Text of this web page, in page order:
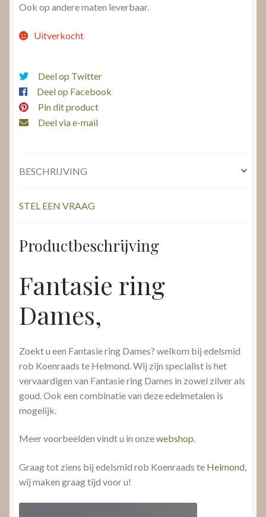
Ook op andere maten leverbaar.
Uitverkocht
Deel op Twitter
Deel op Facebook
Pin dit product
Deel via e-mail
BESCHRIJVING
STEL EEN VRAAG
Productbeschrijving
Fantasie ring
Dames,
Zoekt u een Fantasie ring Dames? welkom bij edelsmid
rob Koenraads te Helmond. Wij zijn specialist is het
vervaardigen van Fantasie ring Dames in zowel zilver als
goud. Ook een combinatie van deze edelmetalen is
mogelijk.
Meer voorbeelden vindt u in onzewebshop.
Graag tot ziens bij edelsmid rob Koenraads te Helmond,
wij maken graag tijd voor u!